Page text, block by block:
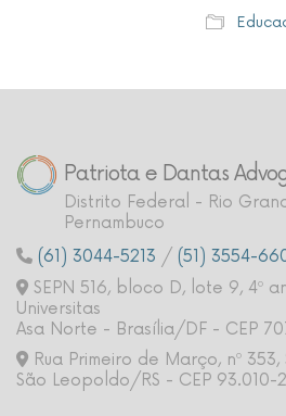
Patriota e Dantas
Distrito Federal - Rio
Pernambuco
(61) 3044-5213 / (51) 3554-
SEPN 516, bloco D, lote 9, 4º
Universitas
Asa Norte - Brasília/DF - CEP
Rua Primeiro de Março, nº
São Leopoldo/RS - CEP 93.010-